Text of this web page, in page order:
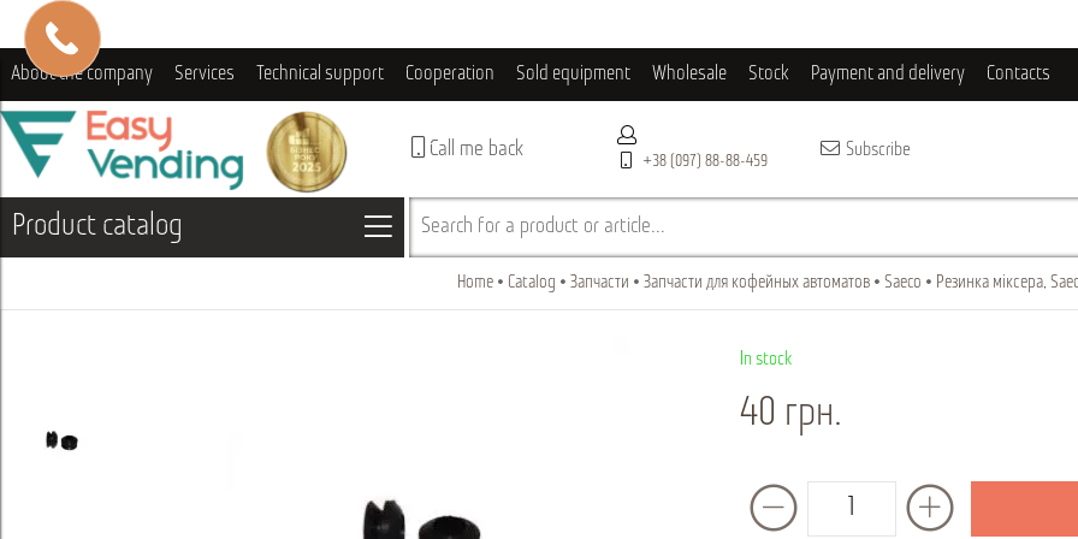
About the company Services Technical support Cooperation Sold equipment Wholesale Stock Payment and delivery Contacts
Call me back
+38 (097) 88-88-459
Subscribe
Product catalog Search for a product or article...
Home Catalog Запчасти Запчасти для кофейных автоматов Saeco Резинка міксера,
In stock
40 грн.